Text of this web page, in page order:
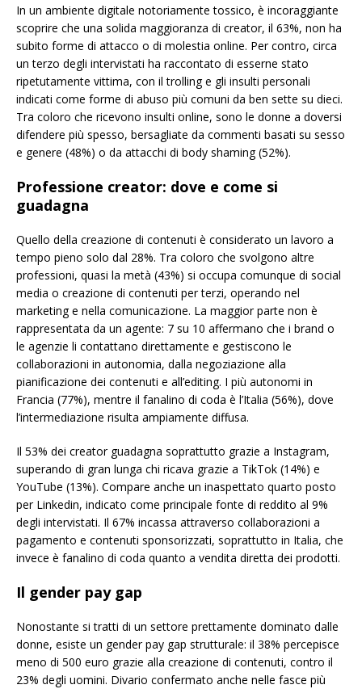
In un ambiente digitale notoriamente tossico, è incoraggiante
scoprire che una solida maggioranza di creator, il 63%, non ha
subito forme di attacco o di molestia online. Per contro, circa
un terzo degli intervistati ha raccontato di esserne stato
ripetutamente vittima, con il trolling e gli insulti personali
indicati come forme di abuso più comuni da ben sette su dieci.
Tra coloro che ricevono insulti online, sono le donne a doversi
difendere più spesso, bersagliate da commenti basati su sesso
e genere (48%) o da attacchi di body shaming (52%).
Professione creator: dove e come si
guadagna
Quello della creazione di contenuti è considerato un lavoro a
tempo pieno solo dal 28%. Tra coloro che svolgono altre
professioni, quasi la metà (43%) si occupa comunque di social
media o creazione di contenuti per terzi, operando nel
marketing e nella comunicazione. La maggior parte non è
rappresentata da un agente: 7 su 10 affermano che i brand o
le agenzie li contattano direttamente e gestiscono le
collaborazioni in autonomia, dalla negoziazione alla
pianificazione dei contenuti e all’editing. I più autonomi in
Francia (77%), mentre il fanalino di coda è l’Italia (56%), dove
l’intermediazione risulta ampiamente diffusa.
Il 53% dei creator guadagna soprattutto grazie a Instagram,
superando di gran lunga chi ricava grazie a TikTok (14%) e
YouTube (13%). Compare anche un inaspettato quarto posto
per Linkedin, indicato come principale fonte di reddito al 9%
degli intervistati. Il 67% incassa attraverso collaborazioni a
pagamento e contenuti sponsorizzati, soprattutto in Italia, che
invece è fanalino di coda quanto a vendita diretta dei prodotti.
Il gender pay gap
Nonostante si tratti di un settore prettamente dominato dalle
donne, esiste un gender pay gap strutturale: il 38% percepisce
meno di 500 euro grazie alla creazione di contenuti, contro il
23% degli uomini. Divario confermato anche nelle fasce più